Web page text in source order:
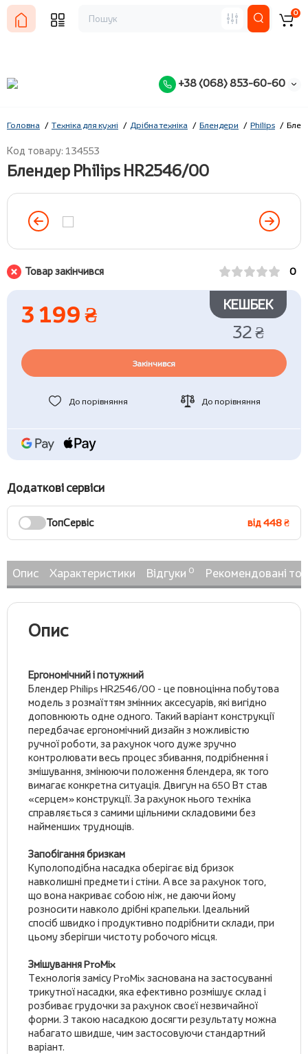
+38 (068) 853-60-60
0
Головна Техніка для кухні Дрібна техніка Блендери Philips
Код товару: 134553
Блендер Philips HR2546/00
Товар закінчився 0
3 199 ₴ КЕШБЕК
32 ₴
Закінчився
До порівняння До порівняння
Додаткові сервіси
ТопСервіс від 448 ₴
Опис Характеристики Відгуки 0 Рекомендовані
Опис
Ергономічний і потужний
Блендер Philips HR2546/00 - це повноцінна побутова
модель з розмаїттям змінних аксесуарів, які вигідно
доповнюють одне одного. Такий варіант конструкції
передбачає ергономічний дизайн з можливістю
ручної роботи, за рахунок чого дуже зручно
контролювати весь процес збивання, подрібнення і
змішування, змінюючи положення блендера, як того
вимагає конкретна ситуація. Двигун на 650 Вт став
«серцем» конструкції. За рахунок нього техніка
справляється з самими щільними складовими без
найменших труднощів.
Запобігання бризкам
Куполоподібна насадка оберігає від бризок
навколишні предмети і стіни. А все за рахунок того,
що вона накриває собою ніж, не даючи йому
розносити навколо дрібні крапельки. Ідеальний
спосіб швидко і продуктивно подрібнити склади, при
цьому зберігши чистоту робочого місця.
Змішування ProMix
Технологія замісу ProMix заснована на застосуванні
трикутної насадки, яка ефективно розмішує склад і
розбиває грудочки за рахунок своєї незвичайної
форми. З такою насадкою досягти результату можна
набагато швидше, чим застосовуючи стандартний
варіант.